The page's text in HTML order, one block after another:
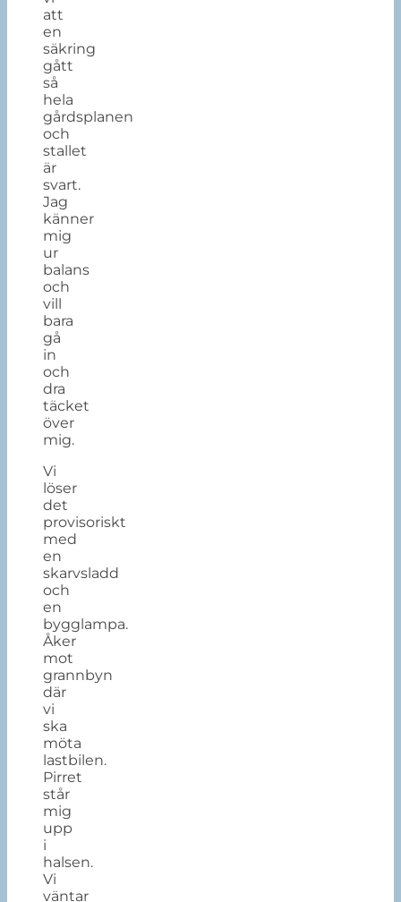
att
en
säkring
gått
så
hela
gårdsplanen
och
stallet
är
svart.
Jag
känner
mig
ur
balans
och
vill
bara
gå
in
och
dra
täcket
över
mig.
Vi
löser
det
provisoriskt
med
en
skarvsladd
och
en
bygglampa.
Åker
mot
grannbyn
där
vi
ska
möta
lastbilen.
Pirret
står
mig
upp
i
halsen.
Vi
väntar